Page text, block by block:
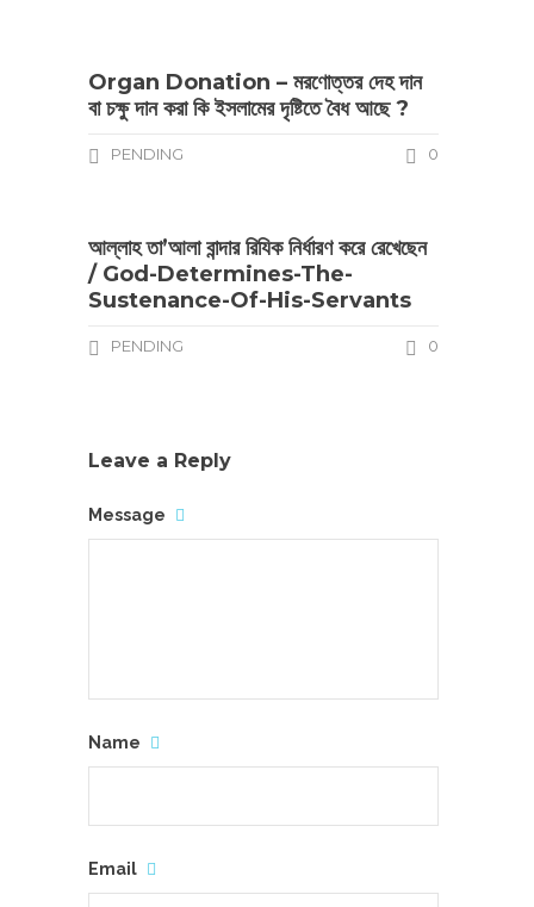
Organ Donation – মরণোত্তর দেহ দান
বা চক্ষু দান করা কি ইসলামের দৃষ্টিতে বৈধ আছে ?
PENDING 0
আল্লাহ তা’আলা বান্দার রিযিক নির্ধারণ করে রেখেছেন
/ God-Determines-The-
Sustenance-Of-His-Servants
PENDING 0
Leave a Reply
Message
Name
Email